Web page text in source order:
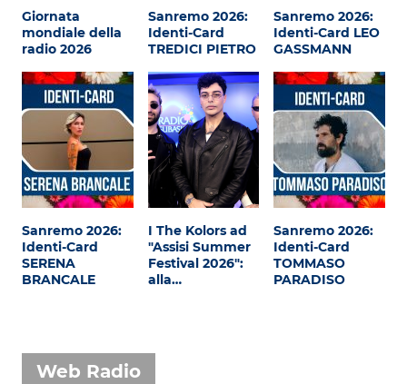
Giornata
mondiale della
radio 2026
Sanremo 2026:
Identi-Card
TREDICI PIETRO
Sanremo 2026:
Identi-Card LEO
GASSMANN
Sanremo 2026:
Identi-Card
SERENA
BRANCALE
I The Kolors ad
"Assisi Summer
Festival 2026":
alla…
Sanremo 2026:
Identi-Card
TOMMASO
PARADISO
Web Radio